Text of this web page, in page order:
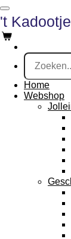
Ga
direct
naar
de
hoofdinhoud
't
Home
Webshop